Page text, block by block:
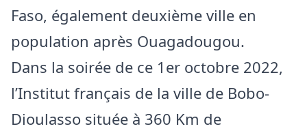
Faso, également deuxième ville en
population après Ouagadougou.
Dans la soirée de ce 1er octobre 2022,
l’Institut français de la ville de Bobo-
Dioulasso située à 360 Km de